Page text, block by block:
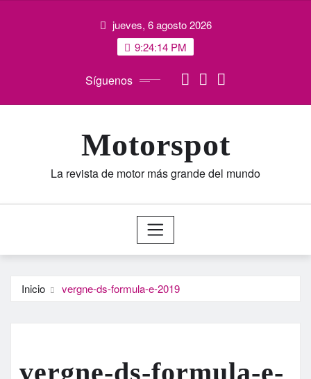
jueves, 6 agosto 2026
9:24:15 PM
Síguenos
Motorspot
La revista de motor más grande del mundo
Inicio vergne-ds-formula-e-2019
vergne-ds-formula-e-